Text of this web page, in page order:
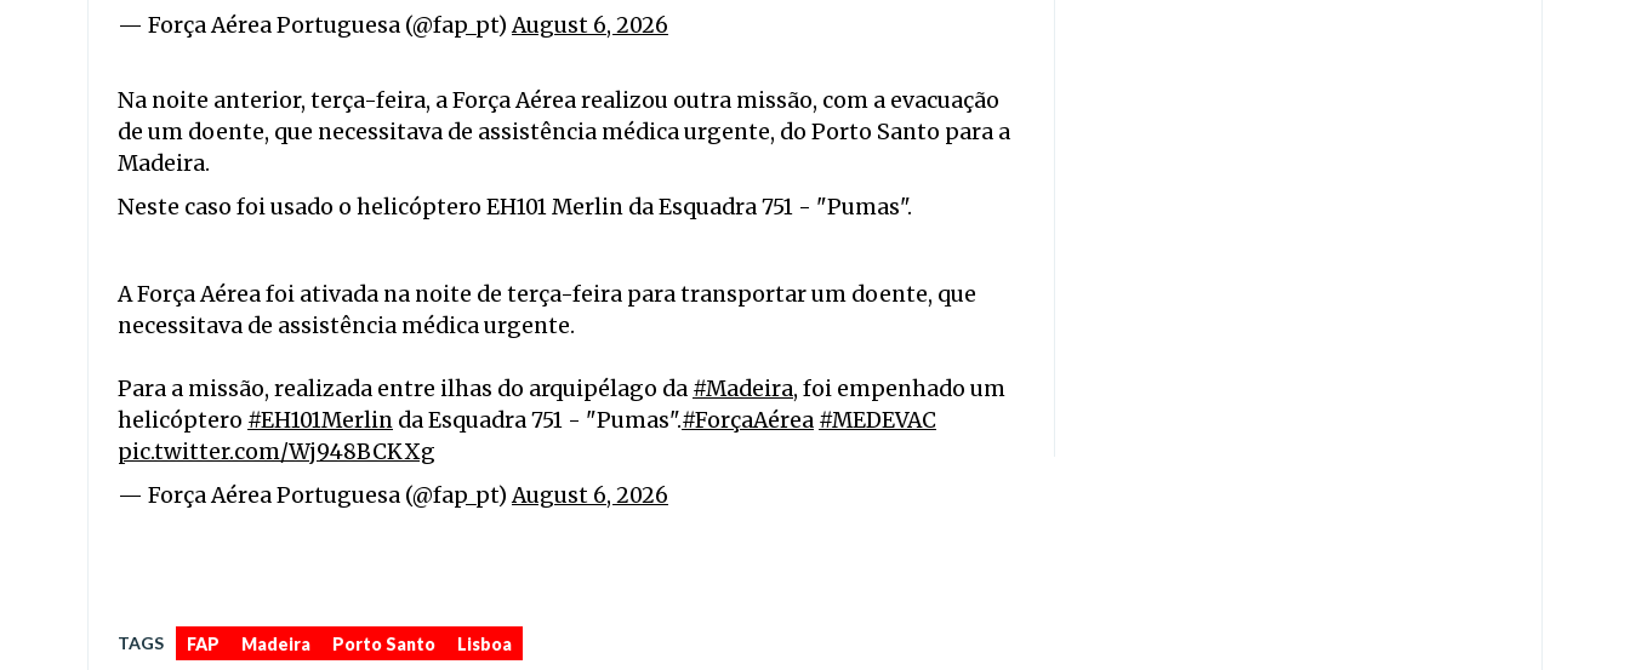
— Força Aérea Portuguesa (@fap_pt)August 6, 2026
Na noite anterior, terça-feira, a Força Aérea realizou outra missão, com a evacuação
de um doente, que necessitava de assistência médica urgente, do Porto Santo para a
Madeira.
Neste caso foi usado o helicóptero EH101 Merlin da Esquadra 751 - "Pumas".
A Força Aérea foi ativada na noite de terça-feira para transportar um doente, que
necessitava de assistência médica urgente.
Para a missão, realizada entre ilhas do arquipélago da #Madeira, foi empenhado um
helicóptero #EH101Merlin da Esquadra 751 - "Pumas".#ForçaAérea #MEDEVAC
pic.twitter.com/Wj948BCKXg
— Força Aérea Portuguesa (@fap_pt)August 6, 2026
TAGS FAP Madeira Porto Santo Lisboa